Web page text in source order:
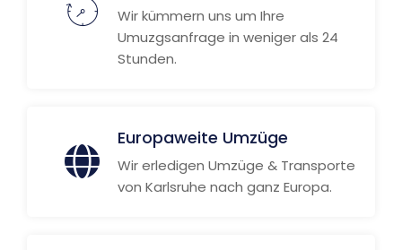
Wir kümmern uns um Ihre
Umuzgsanfrage in weniger als 24
Stunden.
Europaweite Umzüge
Wir erledigen Umzüge & Transporte
von Karlsruhe nach ganz Europa.